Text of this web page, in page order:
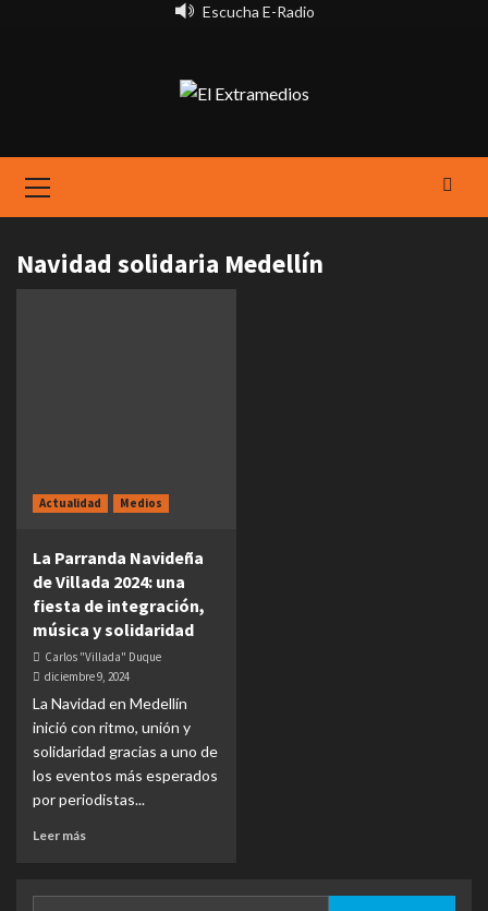
Escucha E-Radio
Menu
Navidad solidaria Medellín
Actualidad Medios
La Parranda Navideña
de Villada 2024: una
fiesta de integración,
música y solidaridad
Carlos "Villada" Duque
diciembre 9, 2024
La Navidad en Medellín
inició con ritmo, unión y
solidaridad gracias a uno de
los eventos más esperados
por periodistas...
Leer más